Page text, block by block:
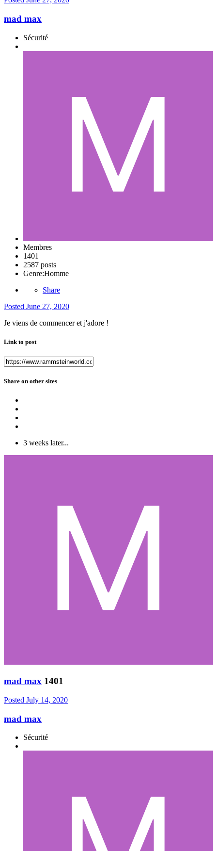
mad max
Sécurité
Membres
1401
2587 posts
Genre:Homme
Share
Posted June 27, 2020
Je viens de commencer et j'adore !
Link to post
Share on other sites
3 weeks later...
mad max 1401
Posted July 14, 2020
mad max
Sécurité